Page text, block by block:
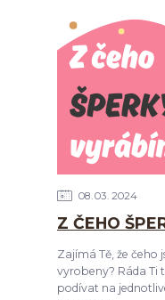
08 03 2024
Z ČEHO
Zajímá Tě, že čeho
vyrobeny? Ráda Ti
podívat na